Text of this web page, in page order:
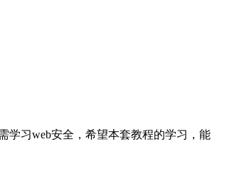
学习web安全，希望本套教程的学习，能